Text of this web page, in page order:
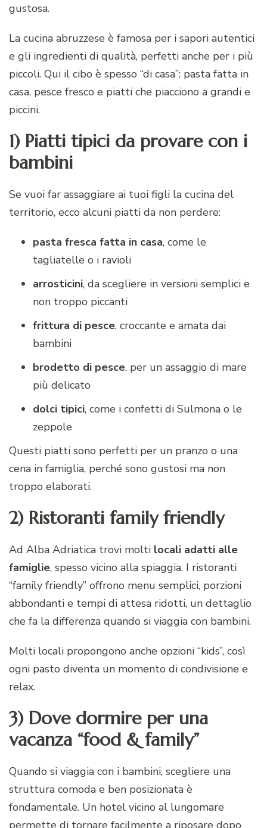
gustosa.
La cucina abruzzese è famosa per i sapori autentici
e gli ingredienti di qualità, perfetti anche per i più
piccoli. Qui il cibo è spesso “di casa”: pasta fatta in
casa, pesce fresco e piatti che piacciono a grandi e
piccini.
1) Piatti tipici da provare con i
bambini
Se vuoi far assaggiare ai tuoi figli la cucina del
territorio, ecco alcuni piatti da non perdere:
pasta fresca fatta in casa, come le
tagliatelle o i ravioli
arrosticini, da scegliere in versioni semplici e
non troppo piccanti
frittura di pesce, croccante e amata dai
bambini
brodetto di pesce, per un assaggio di mare
più delicato
dolci tipici, come i confetti di Sulmona o le
zeppole
Questi piatti sono perfetti per un pranzo o una
cena in famiglia, perché sono gustosi ma non
troppo elaborati.
2) Ristoranti family friendly
Ad Alba Adriatica trovi molti locali adatti alle
famiglie, spesso vicino alla spiaggia. I ristoranti
“family friendly” offrono menu semplici, porzioni
abbondanti e tempi di attesa ridotti, un dettaglio
che fa la differenza quando si viaggia con bambini.
Molti locali propongono anche opzioni “kids”, così
ogni pasto diventa un momento di condivisione e
relax.
3) Dove dormire per una
vacanza “food & family”
Quando si viaggia con i bambini, scegliere una
struttura comoda e ben posizionata è
fondamentale. Un hotel vicino al lungomare